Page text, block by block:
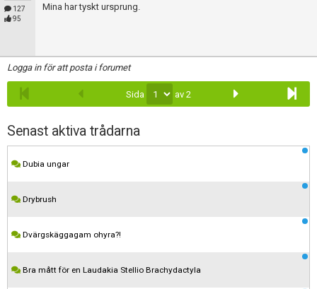
127
95
Mina har tyskt ursprung.
Logga in för att posta i forumet
Sida av 2
Senast aktiva trådarna
Dubia ungar
Drybrush
Dvärgskäggagam ohyra?!
Bra mått för en Laudakia Stellio Brachydactyla